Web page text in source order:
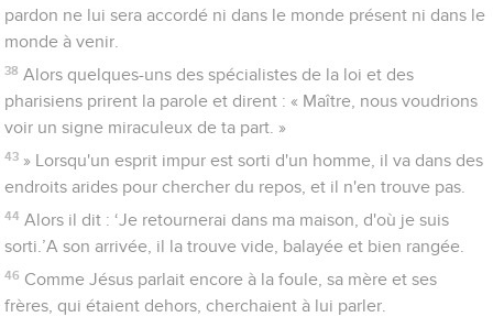
pardon ne lui sera accordé ni dans le monde présent ni dans le
monde à venir.
38 Alors quelques-uns des spécialistes de la loi et des
pharisiens prirent la parole et dirent : « Maître, nous voudrions
voir un signe miraculeux de ta part. »
43 » Lorsqu'un esprit impur est sorti d'un homme, il va dans des
endroits arides pour chercher du repos, et il n'en trouve pas.
44 Alors il dit : ‘Je retournerai dans ma maison, d'où je suis
sorti.’A son arrivée, il la trouve vide, balayée et bien rangée.
46 Comme Jésus parlait encore à la foule, sa mère et ses
frères, qui étaient dehors, cherchaient à lui parler.